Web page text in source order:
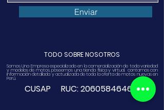
Enviar
TODO SOBRE NOSOTROS
Somos Una Empresa especializado en la comercialización de toda variedad
y modelos de motos, poseemos una tienda física y virtual. contamos con
información detallada y actualizada de toda la oferta de motos nuevas en
Perú.
CUSAP RUC:20605846468